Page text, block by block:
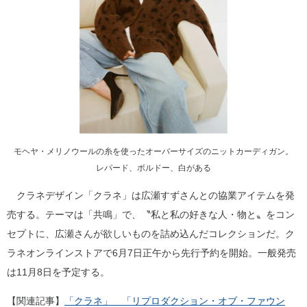
モヘヤ・メリノウールの糸を使ったオーバーサイズのニットカーディガン。
レパード、ボルドー、白がある
クラネデザイン「クラネ」は広瀬すずさんとの協業アイテムを発
売する。テーマは「共鳴」で、〝私と私の好きな人・物と〟をコン
セプトに、広瀬さんが欲しいものを詰め込んだコレクションだ。ク
ラネオンラインストアで6月7日正午から先行予約を開始。一般発売
は11月8日を予定する。
【関連記事】 「クラネ」 「リプロダクション・オブ・ファウン